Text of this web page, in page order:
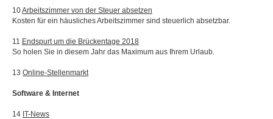
10Arbeitszimmer von der Steuer absetzen
Kosten für ein häusliches Arbeitszimmer sind steuerlich absetzbar.
11 Endspurt um die Brückentage 2018
So holen Sie in diesem Jahr das Maximum aus Ihrem Urlaub.
13 Online-Stellenmarkt
Software & Internet
14 IT-News